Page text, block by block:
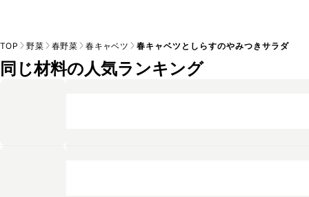
TOP 野菜 春野菜 春キャベツ 春キャベツとしらすのやみつきサラダ
同じ材料の人気ランキング